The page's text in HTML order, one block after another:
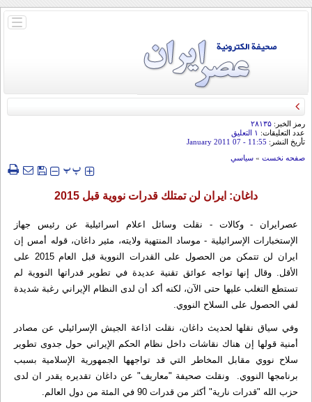
باز
الحمراء
رمز الخبر: ۲۸۱۳۵
عدد التعليقات: ۱ التعلیق
تأريخ النشر: 11:55
- 07 January 2011
صفحه نخست » سياسي
‍‍‍ پپ
داغان: ايران لن تمتلك قدرات نووية قبل 2015
عصرایران - وکالات - نقلت وسائل اعلام اسرائيلية عن رئيس جهاز
الإستخبارات الإسرائيلية - موساد المنتهية ولايته، مئير داغان، قوله أمس إن
ايران لن تتمكن من الحصول على القدرات النووية قبل العام 2015 على
الأقل. وقال إنها تواجه عوائق تقنية عديدة في تطوير قدراتها النووية لم
تستطع التغلب عليها حتى الآن، لكنه أكد أن لدى النظام الإيراني رغبة شديدة
لفي الحصول على السلاح النووي.
وفي سياق نقلها لحديث داغان، نقلت اذاعة الجيش الإسرائيلي عن مصادر
أمنية قولها إن هناك نقاشات داخل نظام الحكم الإيراني حول جدوى تطوير
سلاح نووي مقابل المخاطر التي قد تواجهها الجمهورية الإسلامية بسبب
برنامجها النووي. ونقلت صحيفة "معاريف" عن داغان تقديره يقدر ان لدى
حزب الله "قدرات نارية" أكثر من قدرات 90 في المئة من دول العالم.